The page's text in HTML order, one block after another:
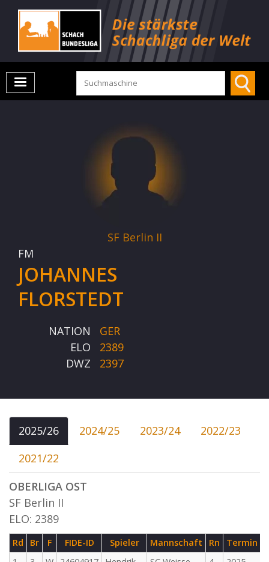
SF Berlin II
FM
JOHANNES
FLORSTEDT
NATION
GER
ELO
2389
DWZ
2397
2025/26 2024/25 2023/24
2022/23
2021/22
OBERLIGA OST
SF Berlin II
ELO: 2389
Rd Br F FIDE-ID Spieler Mannschaft Rn Termin